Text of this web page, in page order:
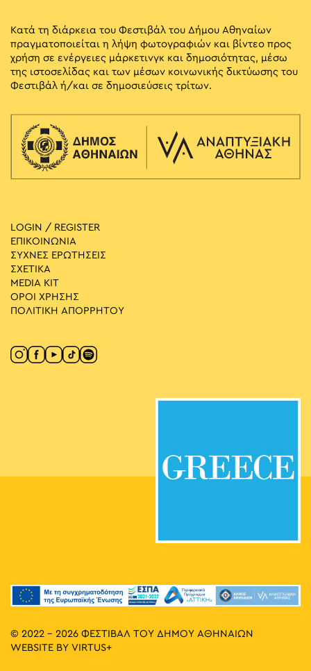
Κατά τη διάρκεια του Φεστιβάλ του Δήμου Αθηναίων
πραγματοποιείται η λήψη φωτογραφιών και βίντεο προς
χρήση σε ενέργειες μάρκετινγκ και δημοσιότητας, μέσω
της ιστοσελίδας και των μέσων κοινωνικής δικτύωσης του
Φεστιβάλ ή/και σε δημοσιεύσεις τρίτων.
LOGIN / REGISTER
ΕΠΙΚΟΙΝΩΝΙΑ
ΣΥΧΝΕΣ ΕΡΩΤΗΣΕΙΣ
ΣΧΕΤΙΚΑ
MEDIA ΚIT
ΟΡΟΙ ΧΡΗΣΗΣ
ΠΟΛΙΤΙΚΗ ΑΠΟΡΡΗΤΟΥ
© 2022 - 2026 ΦΕΣΤΙΒΑΛ ΤΟΥ ΔΗΜΟΥ ΑΘΗΝΑΙΩΝ
WEBSITE BY VIRTUS+